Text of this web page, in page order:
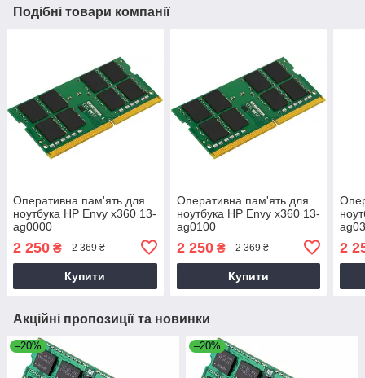
Подібні товари компанії
Оперативна пам'ять для
ноутбука HP Envy x360 13-
ag0000
2 250 ₴ 2 369 ₴
Купити
Оперативна пам'ять для
ноутбука HP Envy x360 13-
ag0100
2 250₴ 2 369 ₴
Купити
2
Акційні пропозиції та новинки
–20% –20%